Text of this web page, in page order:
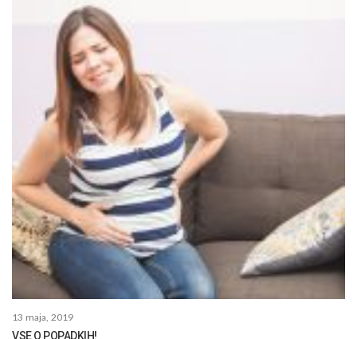
13 maja, 2019
VSE O POPADKIH!